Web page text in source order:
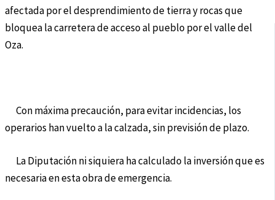
afectada por el desprendimiento de tierra y rocas que
bloquea la carretera de acceso al pueblo por el valle del
Oza.
Con máxima precaución, para evitar incidencias, los
operarios han vuelto a la calzada, sin previsión de plazo.
La Diputación ni siquiera ha calculado la inversión que es
necesaria en esta obra de emergencia.